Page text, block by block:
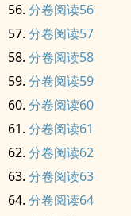
分卷阅读56
分卷阅读57
分卷阅读58
分卷阅读59
分卷阅读60
分卷阅读61
分卷阅读62
分卷阅读63
分卷阅读64